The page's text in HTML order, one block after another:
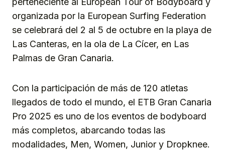
organizada por la European Surfing Federation
se celebrará del 2 al 5 de octubre en la playa de
Las Canteras, en la ola de La Cícer, en Las
Palmas de Gran Canaria.
Con la participación de más de 120 atletas
llegados de todo el mundo, el ETB Gran Canaria
Pro 2025 es uno de los eventos de bodyboard
más completos, abarcando todas las
modalidades, Men, Women, Junior y Dropknee.